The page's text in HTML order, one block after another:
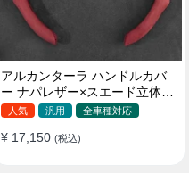
アルカンターラ ハンドルカバ
ー ナパレザー×スエード立体デ
ザイン 四季汎用 O/D型兼用 38-
人気 汎用 全車種対応
¥ 17,150 (税込)